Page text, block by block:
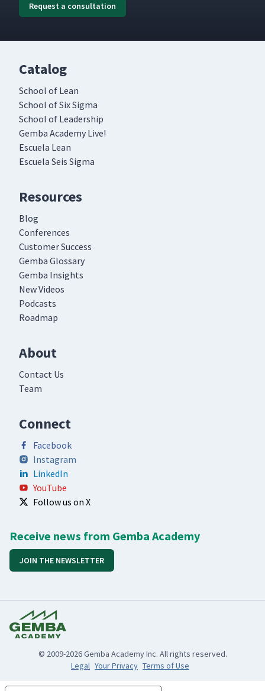
Request a consultation
Catalog
School of Lean
School of Six Sigma
School of Leadership
Gemba Academy Live!
Escuela Lean
Escuela Seis Sigma
Resources
Blog
Conferences
Customer Success
Gemba Glossary
Gemba Insights
New Videos
Podcasts
Roadmap
About
Contact Us
Team
Connect
Facebook
Instagram
LinkedIn
YouTube
Follow us on X
Receive news from Gemba Academy
JOIN THE NEWSLETTER
© 2009-2026 Gemba Academy Inc. All rights reserved.
Legal Your Privacy Terms of Use